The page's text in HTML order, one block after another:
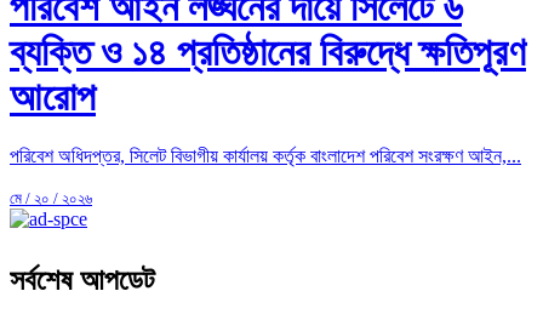
ব্যক্তি ও ১৪ প্রতিষ্ঠানের বিরুদ্ধে ক্ষতিপূরণ
আরোপ
পরিবেশ অধিদপ্তর, সিলেট বিভাগীয় কার্যালয় কর্তৃক বাংলাদেশ পরিবেশ সংরক্ষণ আইন,...
মে / ২০ / ২০২৬
সর্বশেষ আপডেট